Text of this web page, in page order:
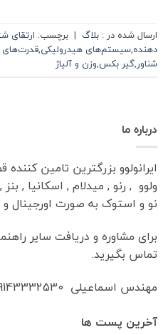
ارسال شده در : بلاگ | برچسب: ارتقای
دهنده‌,سیستم‌های هیدرولیکی,
شناور,گیر بکس,وزن و آلیاژ
درباره ما
ایرانولوو بزرگترین تامین
ولوو , رنو , میدلام , اسکانیا ,
نو و استوک به صورت اورجینال
برای مشاوره و دریافت سایر
تماس بگیرید.
مهندس اسماعیلی 09143332530
آخرین پست ها